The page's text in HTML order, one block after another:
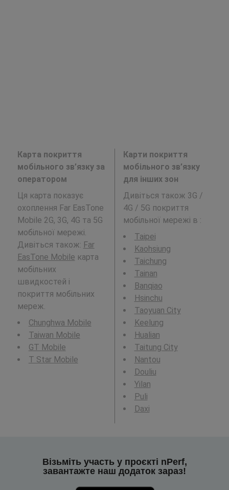
Карта покриття
мобільного зв’язку за
оператором
Ця карта показує
охоплення Far EasTone
Mobile 2G, 3G, 4G та 5G
мобільної мережі.
Дивіться також: Far
EasTone Mobile карта
мобільних
швидкостей і
покриття мобільних
мереж.
Chunghwa Mobile
Taiwan Mobile
GT Mobile
T Star Mobile
Карти покриття
мобільного зв’язку
для інших зон
Дивіться також 3G /
4G / 5G покриття
мобільної мережі в :
Taipei
Kaohsiung
Taichung
Tainan
Banqiao
Hsinchu
Taoyuan City
Keelung
Hualian
Taitung City
Nantou
Douliu
Yilan
Puli
Daxi
Візьміть участь у проєкті nPerf,
завантажте наш додаток зараз!